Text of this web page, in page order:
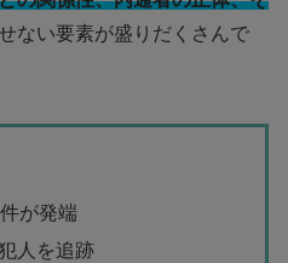
ない要素が盛りだくさんで
が発端
人を追跡